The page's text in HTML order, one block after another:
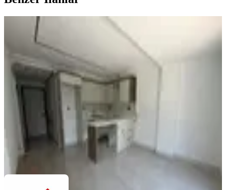
Emlak Evi'nden Cumhuriyet Mah.
Akıllı Ev Sistemli Sıfır 1+1
Efeler, Cumhuriyet Mahallesi
1+1·60 m² 1. Kat·09.08.2026
EMLAK EVİ EMLAK DANIŞMANLIĞImelih bey